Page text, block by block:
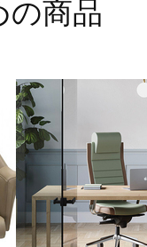
の商品